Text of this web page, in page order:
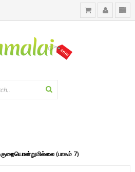
குறையொன்றுமில்லை (பாகம் 7)